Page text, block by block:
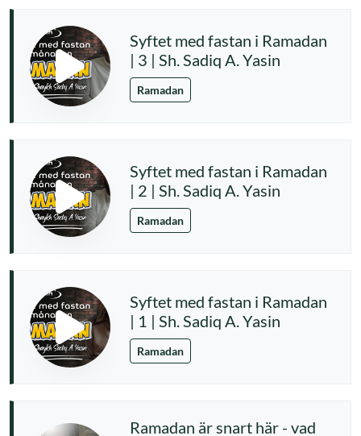
Syftet med fastan i Ramadan
| 3 | Sh. Sadiq A. Yasin
Ramadan
Syftet med fastan i Ramadan
| 2 | Sh. Sadiq A. Yasin
Ramadan
Syftet med fastan i Ramadan
| 1 | Sh. Sadiq A. Yasin
Ramadan
Ramadan är snart här - vad